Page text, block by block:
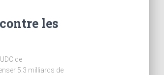
les
de
5.3 milliards de